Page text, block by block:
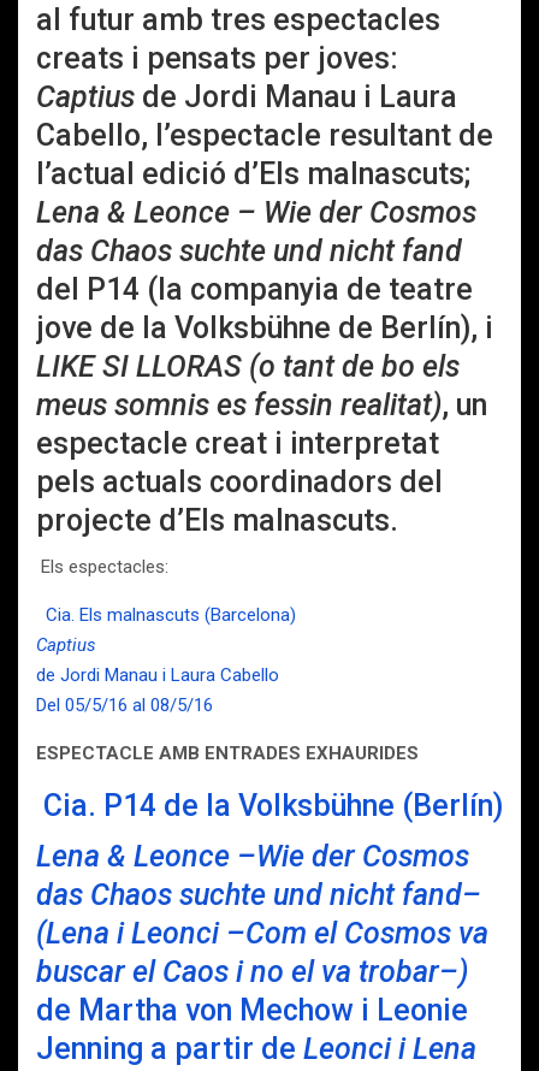
al futur amb tres espectacles
creats i pensats per joves:
Captius de Jordi Manau i Laura
Cabello, l’espectacle resultant de
l’actual edició d’Els malnascuts;
Lena & Leonce – Wie der Cosmos
das Chaos suchte und nicht fand
del P14 (la companyia de teatre
jove de la Volksbühne de Berlín), i
LIKE SI LLORAS (o tant de bo els
meus somnis es fessin realitat), un
espectacle creat i interpretat
pels actuals coordinadors del
projecte d’Els malnascuts.
Els espectacles:
Cia. Els malnascuts (Barcelona)
Captius
de Jordi Manau i Laura Cabello
Del 05/5/16 al 08/5/16
ESPECTACLE AMB ENTRADES EXHAURIDES
Cia. P14 de la Volksbühne (Berlín)
Lena & Leonce –Wie der Cosmos
das Chaos suchte und nicht fand–
(Lena i Leonci –Com el Cosmos va
buscar el Caos i no el va trobar–)
de Martha von Mechow i Leonie
Jenning a partir de Leonci i Lena